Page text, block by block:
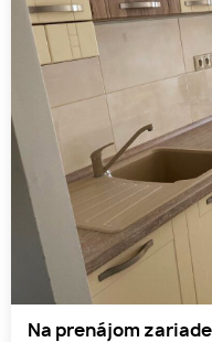
Na prenájom